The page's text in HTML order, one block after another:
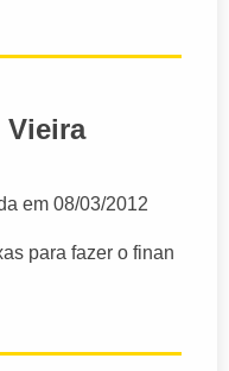
Vieira
em 08/03/2012
para fazer o finan